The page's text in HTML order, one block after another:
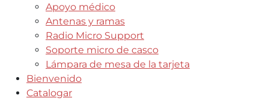
Apoyo médico
Antenas y ramas
Radio Micro Support
Soporte micro de casco
Lámpara de mesa de la tarjeta
Bienvenido
Catalogar